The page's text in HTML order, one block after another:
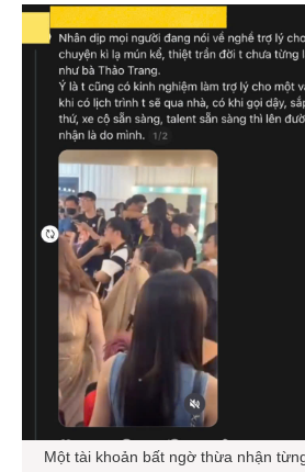
Một tài khoản bất ngờ thừa nhận